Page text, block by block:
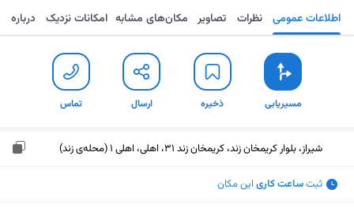
مسیریابی ذخیره ارسال تماس اطلاعات عمومی نظرات تصاویر مکان‌های مشابه امکانات نزدیک درباره
مسیریابی ذخیره ارسال تماس
شیراز، بلوار کریمخان زند، کریمخان زند 31، اهلی، اهلی 1 (محله‌ی زند)
ثبتساعت کاری این مکان